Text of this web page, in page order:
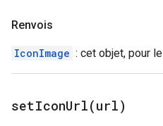
Renvois
IconImage : cet objet, pour
setIconUrl(url)